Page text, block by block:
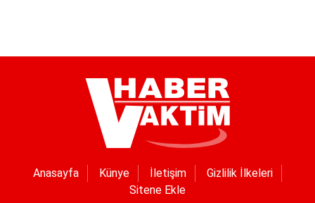
Anasayfa Künye İletişim
Gizlilik İlkeleri
Sitene Ekle